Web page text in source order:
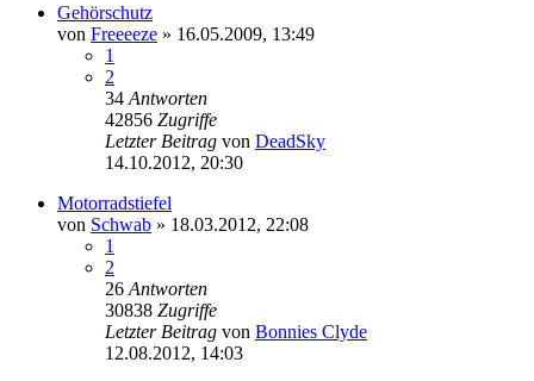
Gehörschutz
von Freeeeze » 16.05.2009, 13:49
1
2
34 Antworten
42856 Zugriffe
Letzter Beitrag von DeadSky
14.10.2012, 20:30
Motorradstiefel
von Schwab » 18.03.2012, 22:08
1
2
26 Antworten
30838 Zugriffe
Letzter Beitrag von Bonnies Clyde
12.08.2012, 14:03